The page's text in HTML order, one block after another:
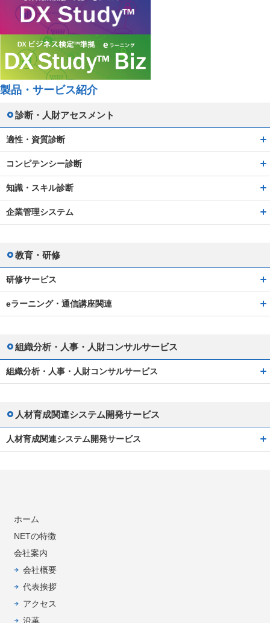
製品・サービス紹介
診断・人財アセスメント
適性・資質診断
コンピテンシー診断
知識・スキル診断
企業管理システム
教育・研修
研修サービス
eラーニング・通信講座関連
組織分析・人事・人財コンサルサービス
組織分析・人事・人財コンサルサービス
人材育成関連システム開発サービス
人材育成関連システム開発サービス
ホーム
NETの特徴
会社案内
会社概要
代表挨拶
アクセス
沿革